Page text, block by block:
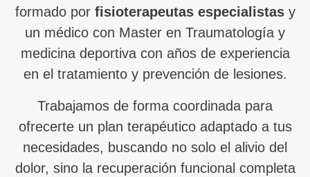
formado por fisioterapeutas especialistasy
un médico con Master en Traumatología y
medicina deportiva con años de experiencia
en el tratamiento y prevención de lesiones.
Trabajamos de forma coordinada para
ofrecerte un plan terapéutico adaptado a tus
necesidades, buscando no solo el alivio del
dolor, sino la recuperación funcional completa